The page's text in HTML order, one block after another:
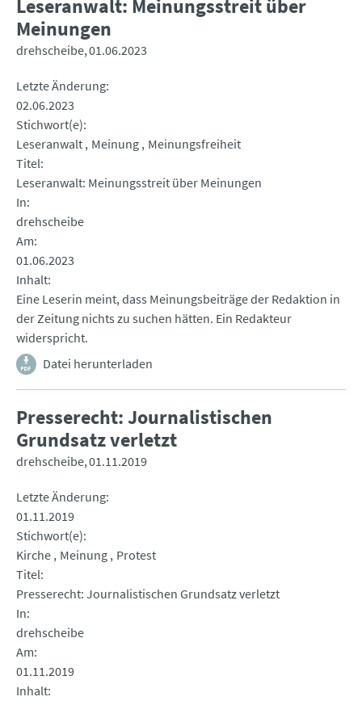
Leseranwalt: Meinungsstreit über
Meinungen
drehscheibe 01.06.2023
Letzte Änderung
02.06.2023
Stichwort(e)
Leseranwalt Meinung Meinungsfreiheit
Titel
Leseranwalt: Meinungsstreit über Meinungen
In
drehscheibe
Am
01.06.2023
Inhalt
Eine Leserin meint, dass Meinungsbeiträge der Redaktion in
der Zeitung nichts zu suchen hätten. Ein Redakteur
widerspricht.
Datei herunterladen
Presserecht: Journalistischen
Grundsatz verletzt
drehscheibe 01.11.2019
Letzte Änderung
01.11.2019
Stichwort(e)
Kirche Meinung Protest
Titel
Presserecht: Journalistischen Grundsatz verletzt
In
drehscheibe
Am
01.11.2019
Inhalt